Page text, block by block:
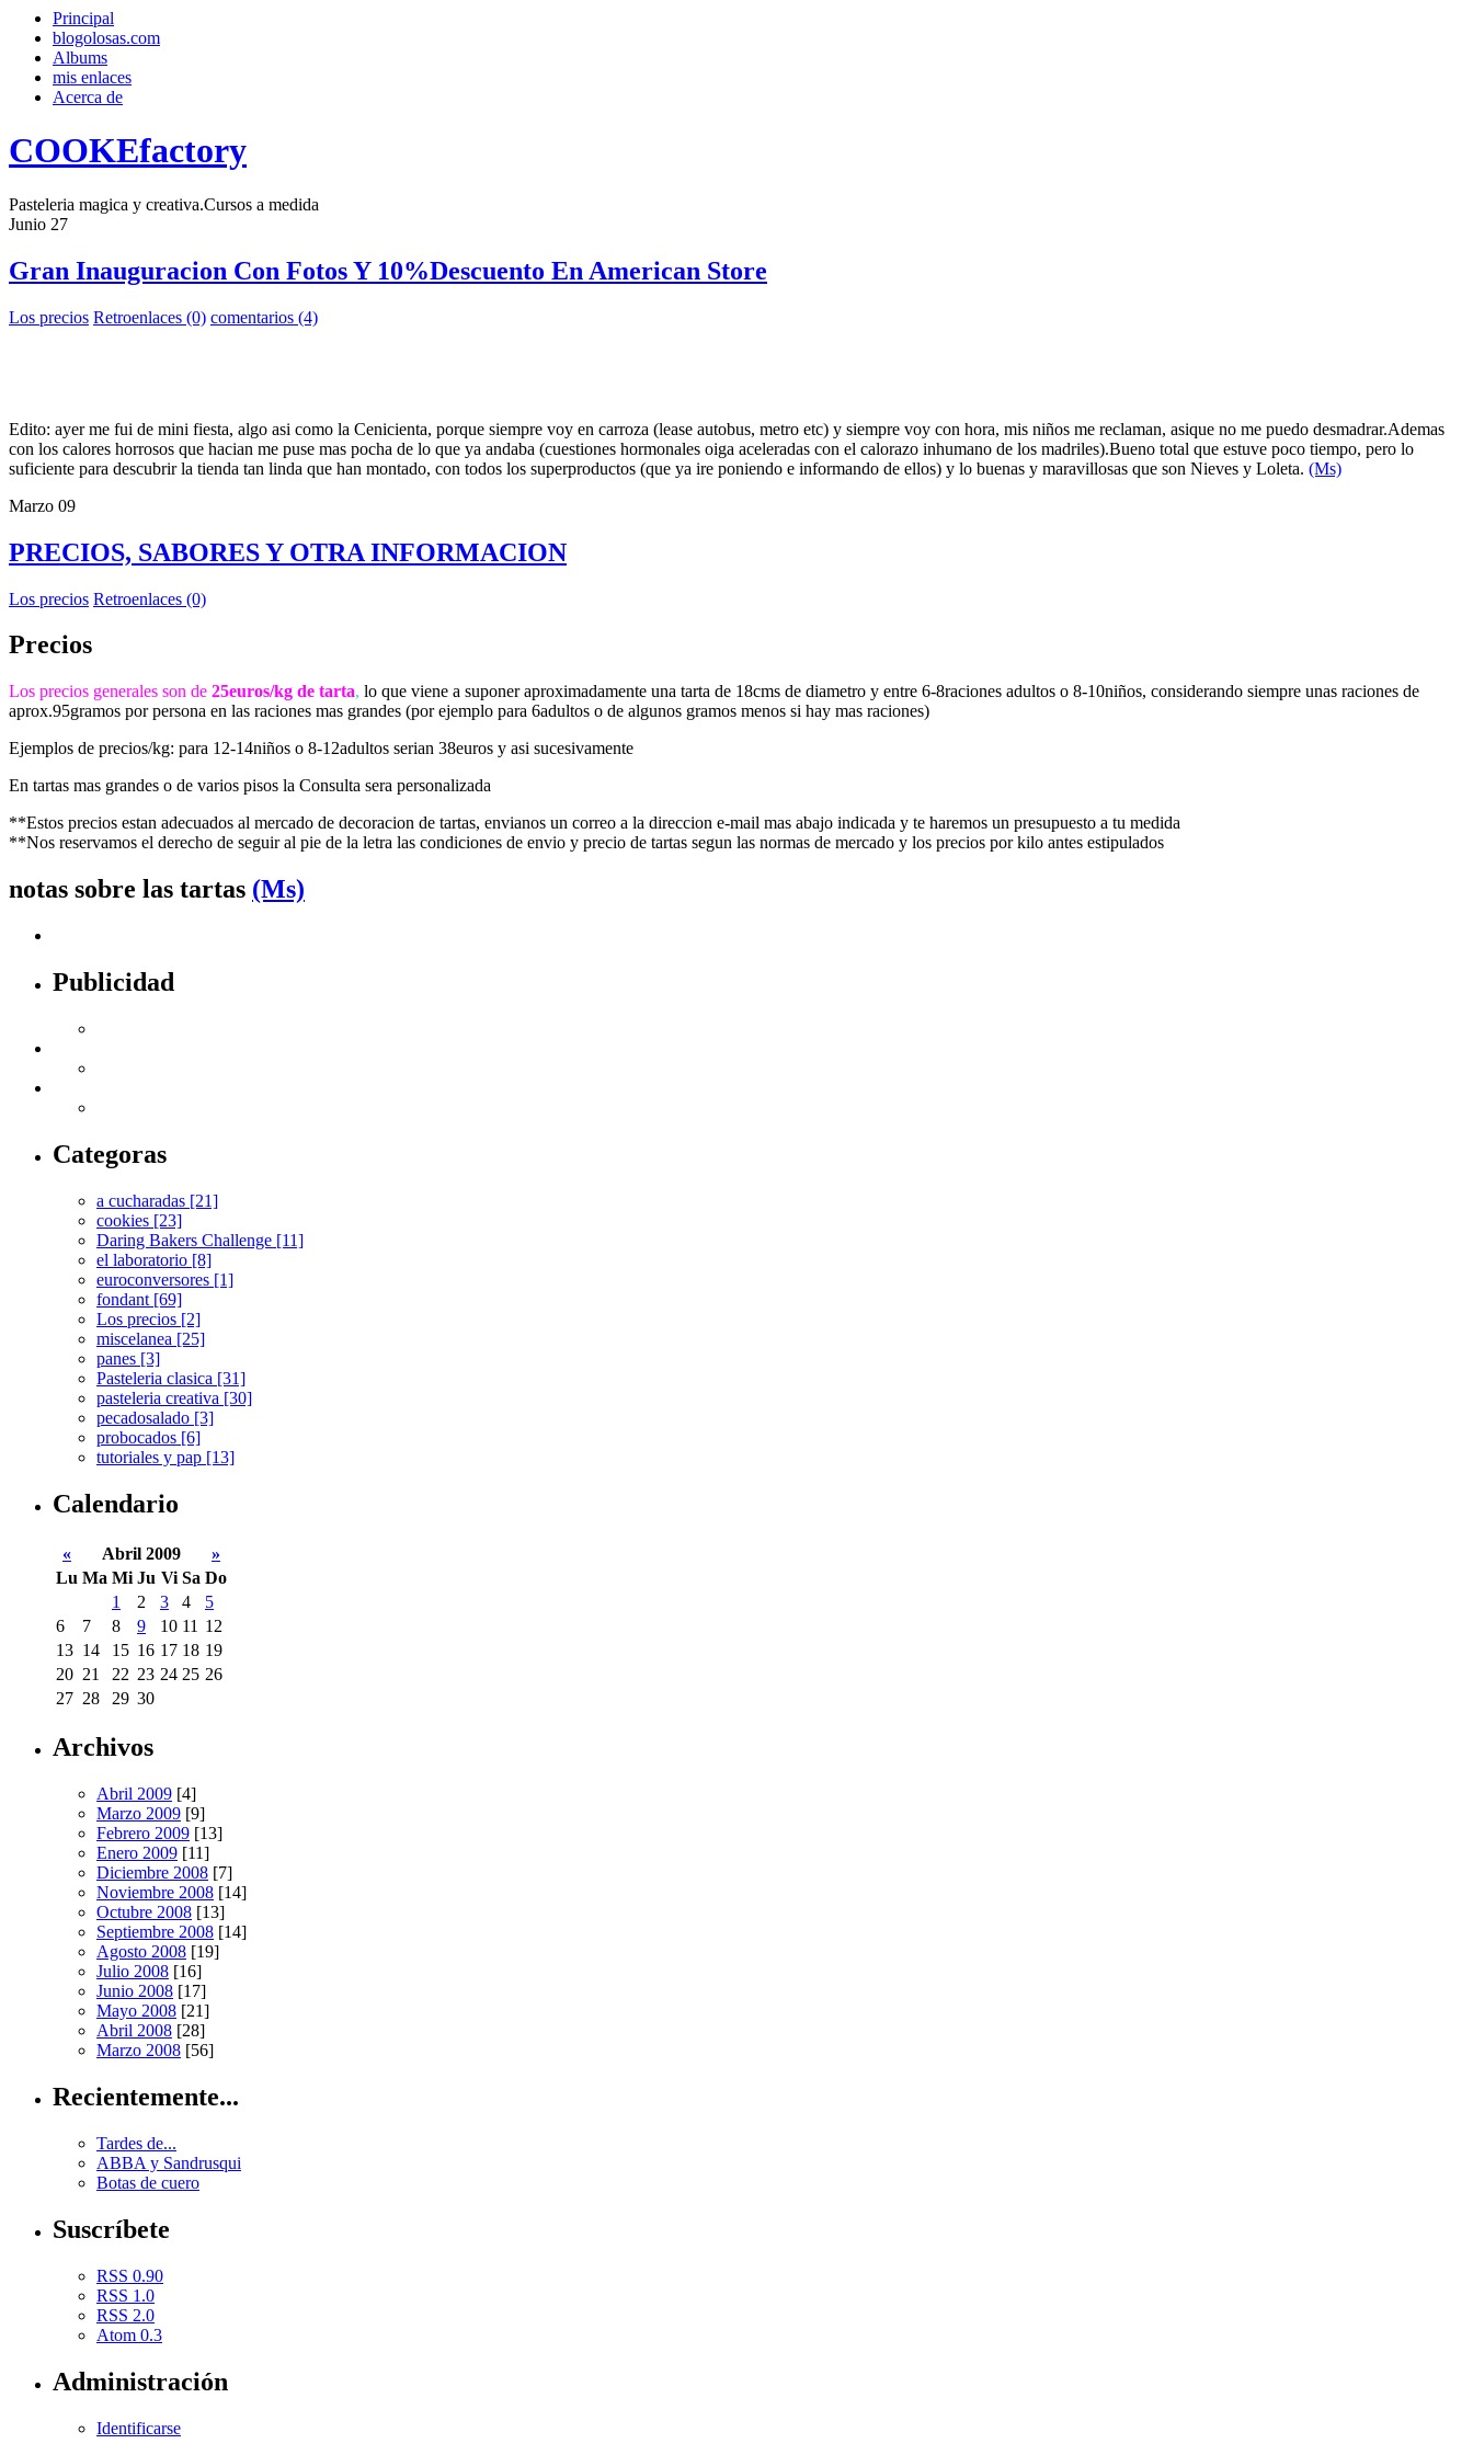
Principal
blogolosas.com
Albums
mis enlaces
Acerca de
COOKEfactory
Pasteleria magica y creativa.Cursos a medida
Junio 27
Gran Inauguracion Con Fotos Y 10%Descuento En American Store
Los precios Retroenlaces (0) comentarios (4)
Edito: ayer me fui de mini fiesta, algo asi como la Cenicienta, porque siempre voy en carroza (lease autobus, metro etc) y siempre voy con hora, mis niños me reclaman, asique no me puedo desmadrar.Ademas
con los calores horrosos que hacian me puse mas pocha de lo que ya andaba (cuestiones hormonales oiga aceleradas con el calorazo inhumano de los madriles).Bueno total que estuve poco tiempo, pero lo
suficiente para descubrir la tienda tan linda que han montado, con todos los superproductos (que ya ire poniendo e informando de ellos) y lo buenas y maravillosas que son Nieves y Loleta. (Ms)
Marzo 09
PRECIOS, SABORES Y OTRA INFORMACION
Los precios Retroenlaces (0)
Precios
Los precios generales son de 25euros/kg de tarta, lo que viene a suponer aproximadamente una tarta de 18cms de diametro y entre 6-8raciones adultos o 8-10niños, considerando siempre unas raciones de
aprox.95gramos por persona en las raciones mas grandes (por ejemplo para 6adultos o de algunos gramos menos si hay mas raciones)
Ejemplos de precios/kg: para 12-14niños o 8-12adultos serian 38euros y asi sucesivamente
En tartas mas grandes o de varios pisos la Consulta sera personalizada
**Estos precios estan adecuados al mercado de decoracion de tartas, envianos un correo a la direccion e-mail mas abajo indicada y te haremos un presupuesto a tu medida
**Nos reservamos el derecho de seguir al pie de la letra las condiciones de envio y precio de tartas segun las normas de mercado y los precios por kilo antes estipulados
notas sobre las tartas (Ms)
Publicidad
Categoras
a cucharadas [21]
cookies [23]
Daring Bakers Challenge [11]
el laboratorio [8]
euroconversores [1]
fondant [69]
Los precios [2]
miscelanea [25]
panes [3]
Pasteleria clasica [31]
pasteleria creativa [30]
pecadosalado [3]
probocados [6]
tutoriales y pap [13]
Calendario
« Abril 2009
»
Lu Ma Mi Ju Vi Sa Do
1
2 3 4
5
6
7 8 9 10 11 12
13 14 15 16 17 18 19
20 21 22 23 24 25 26
27 28 29 30
Archivos
Abril 2009 [4]
Marzo 2009 [9]
Febrero 2009 [13]
Enero 2009 [11]
Diciembre 2008 [7]
Noviembre 2008 [14]
Octubre 2008 [13]
Septiembre 2008 [14]
Agosto 2008 [19]
Julio 2008 [16]
Junio 2008 [17]
Mayo 2008 [21]
Abril 2008 [28]
Marzo 2008 [56]
Recientemente...
Tardes de...
ABBA y Sandrusqui
Botas de cuero
Suscríbete
RSS 0.90
RSS 1.0
RSS 2.0
Atom 0.3
Administración
Identificarse